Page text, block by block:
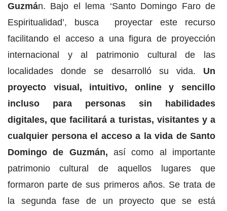
Guzmán. Bajo el lema ‘Santo Domingo Faro de
Espiritualidad’, busca proyectar este recurso
facilitando el acceso a una figura de proyección
internacional y al patrimonio cultural de las
localidades donde se desarrolló su vida. Un
proyecto visual, intuitivo, online y sencillo
incluso para personas sin habilidades
digitales, que facilitará a turistas, visitantes y a
cualquier persona el acceso a la vida de Santo
Domingo de Guzmán, así como al importante
patrimonio cultural de aquellos lugares que
formaron parte de sus primeros años. Se trata de
la segunda fase de un proyecto que se está